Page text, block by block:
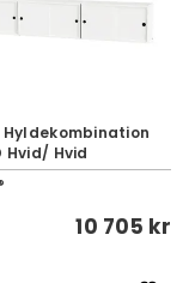
Hyldekombination
Hvid/ Hvid
10 705 kr